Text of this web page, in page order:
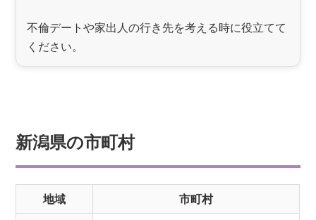
不倫デートや家出人の行き先を考える時に役立てて
ください。
新潟県の市町村
地域 市町村